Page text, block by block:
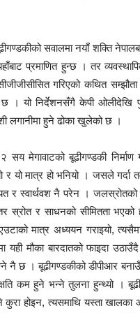
सवालमा नयाँ शक्ति
प्रमाणित हुन्छ । तर
गरिएको कथित
छ । यो निर्देशनसँगै केपी
लगानीमा हुने ढोका खुलेको छ ।
मेगावाटको बूढीगण्डकी निर्माण
यो मात्र हो भनियो । जसले गर्दा
र स्वार्थवश नै परेन ।
स्रोत र साधनको सीमितता भएको
मात्र अध्ययन गराइयो, त्यसैमा
बारदातको फाइदा उठाउँदै
छ । बूढीगण्डकीको डीपीआर
कम हुने भन्ने तुलना हुन्थ्यो ।
होइन, त्यसमाथि यस्ता खालका